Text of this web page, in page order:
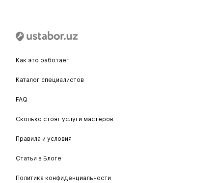
Как это работает
Каталог специалистов
FAQ
Сколько стоят услуги мастеров
Правила и условия
Статьи в Блоге
Политика конфиденциальности